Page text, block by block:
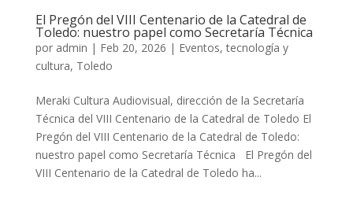
El Pregón del VIII Centenario de la Catedral de
Toledo: nuestro papel como Secretaría Técnica
por admin | Feb 20, 2026 | Eventos, tecnología y
cultura, Toledo
Meraki Cultura Audiovisual, dirección de la Secretaría
Técnica del VIII Centenario de la Catedral de Toledo El
Pregón del VIII Centenario de la Catedral de Toledo:
nuestro papel como Secretaría Técnica El Pregón del
VIII Centenario de la Catedral de Toledo ha...